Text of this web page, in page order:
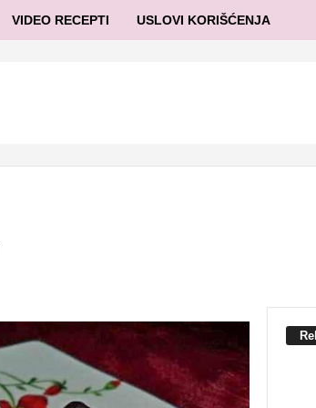
VIDEO RECEPTI USLOVI KORIŠĆENJA